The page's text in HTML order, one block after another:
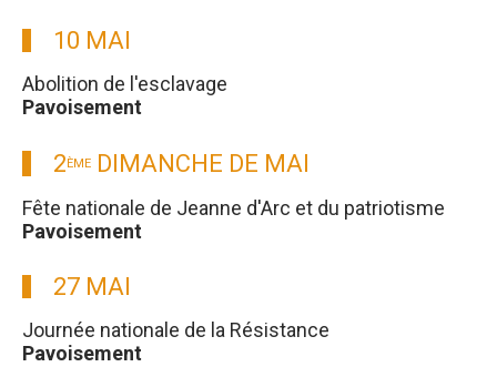
10 MAI
Abolition de l'esclavage
Pavoisement
2ÈME DIMANCHE DE MAI
Fête nationale de Jeanne d'Arc et du patriotisme
Pavoisement
27 MAI
Journée nationale de la Résistance
Pavoisement